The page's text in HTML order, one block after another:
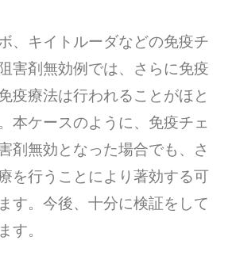
、キイトルーダなどの免疫チ
害剤無効例では、さらに免疫
疫療法は行われることがほと
本ケースのように、免疫チェ
剤無効となった場合でも、さ
を行うことにより著効する可
す。今後、十分に検証をして
す。